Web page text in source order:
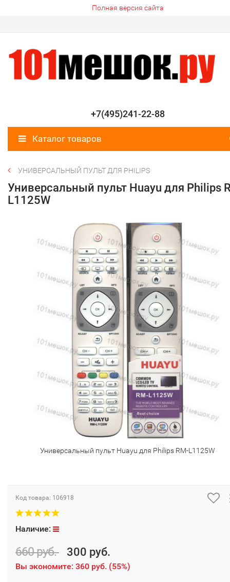
Полная версия сайта
+7(495)241-22-88
Каталог товаров
УНИВЕРСАЛЬНЫЙ ПУЛЬТ ДЛЯ PHILIPS
Универсальный пульт Huayu для Philips
L1125W
Универсальный пульт Huayu для Philips RM-L1125W
Код товара: 106918
Наличие:
660 руб. 300 руб.
Вы экономите: 360 руб. (55%)